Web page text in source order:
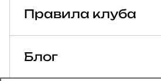
Правила клуба
Блог